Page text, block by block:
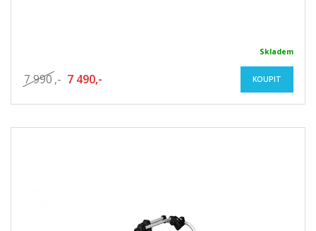
Skladem
7 990 ,- 7 490,- KOUPIT